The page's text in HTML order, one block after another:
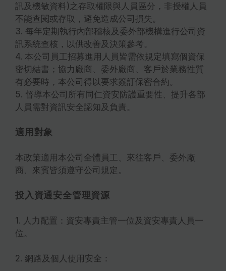
訊及機敏資料)之存取權限與人員區分，非授權人員
不能查閱或存取，避免造成公司損失。
3. 每年定期執行內部稽核及委外部機構進行公司資
訊系統查核，以供改善及決策參考。
4. 本公司員工招募進用人員皆需依規定填寫個資保
密切結書；協力廠商、委外廠商、客戶於業務性質
有必要時，本公司得以要求簽訂保密合約。
5. 督導本公司所有同仁資安防護重要性、提升各部
人員需對資訊安全認知及負責。
適用對象
本政策適用本公司全體員工、來往客戶、委外廠
商、來賓皆須遵守公司規定。
投入資通安全管理資源
1. 人力配置：資安專責主管一位及資安專責人員一
位。
2. 網路及個人使用安全：